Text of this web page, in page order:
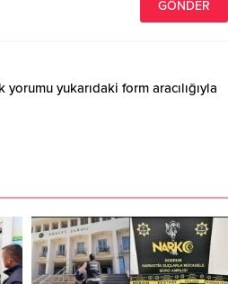
yorumu yukarıdaki form aracılığıyla